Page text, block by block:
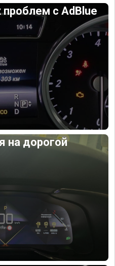
проблем с AdBlue
на дорогой